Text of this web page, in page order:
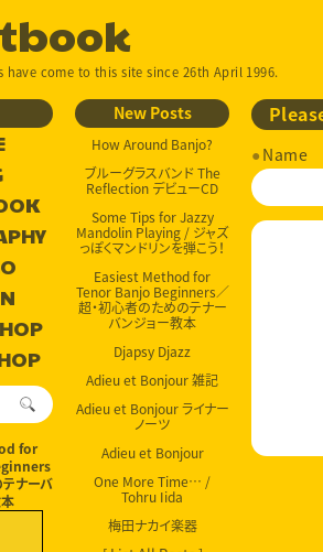
have come to this site since 26th April 1996.
Name
for
ナーバ
New Posts
How Around Banjo?
ブルーグラスバンド The
Reflection デビューCD
Some Tips for Jazzy
Mandolin Playing / ジャズ
っぽくマンドリンを弾こう！
Easiest Method for
Tenor Banjo Beginners／
超・初心者のためのテナー
バンジョー教本
Djapsy Djazz
Adieu et Bonjour 雑記
Adieu et Bonjour ライナー
ノーツ
Adieu et Bonjour
One More Time… /
Tohru Iida
梅田ナカイ楽器